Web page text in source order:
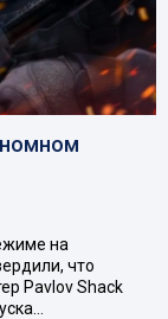
на
что
Pavlov Shack